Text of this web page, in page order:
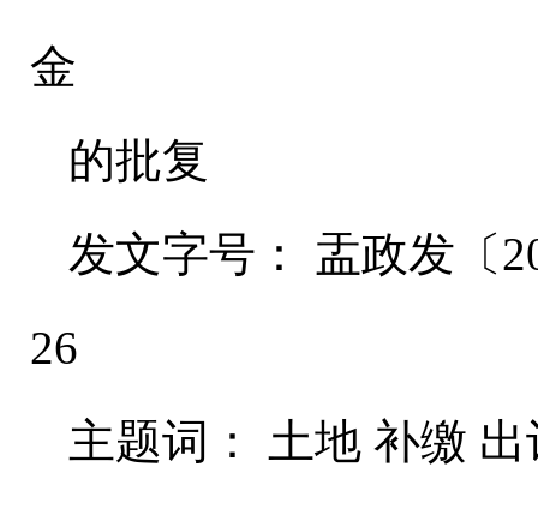
金
的批复
发文字号： 盂政发〔
26
主题词： 土地 补缴 出